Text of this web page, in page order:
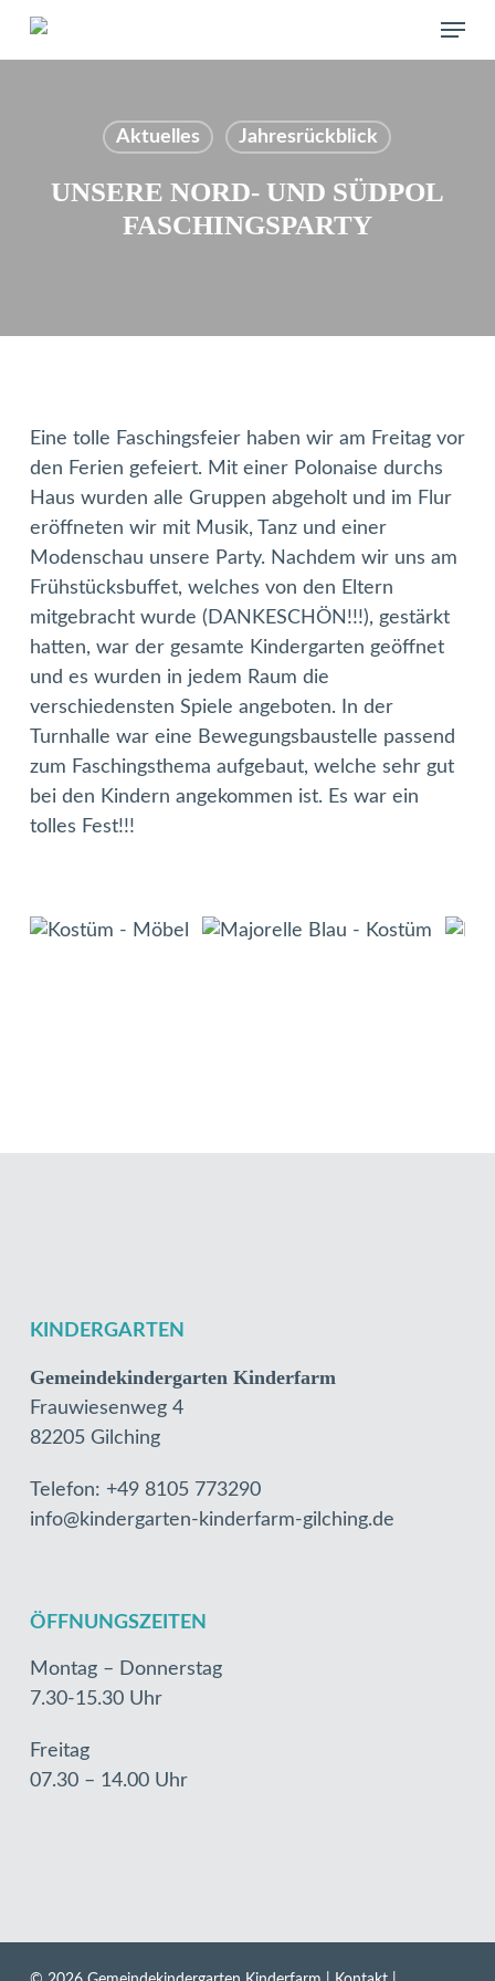
Skip
Menu
Aktuelles Jahresrückblick
UNSERE NORD- UND SÜDPOL
FASCHINGSPARTY
Eine tolle Faschingsfeier haben wir am Freitag vor
den Ferien gefeiert. Mit einer Polonaise durchs
Haus wurden alle Gruppen abgeholt und im Flur
eröffneten wir mit Musik, Tanz und einer
Modenschau unsere Party. Nachdem wir uns am
Frühstücksbuffet, welches von den Eltern
mitgebracht wurde (DANKESCHÖN!!!), gestärkt
hatten, war der gesamte Kindergarten geöffnet
und es wurden in jedem Raum die
verschiedensten Spiele angeboten. In der
Turnhalle war eine Bewegungsbaustelle passend
zum Faschingsthema aufgebaut, welche sehr gut
bei den Kindern angekommen ist. Es war ein
tolles Fest!!!
KINDERGARTEN
Gemeindekindergarten Kinderfarm
Frauwiesenweg 4
82205 Gilching
Telefon: +49 8105 773290
info@kindergarten-kinderfarm-gilching.de
ÖFFNUNGSZEITEN
Montag – Donnerstag
7.30-15.30 Uhr
Freitag
07.30 – 14.00 Uhr